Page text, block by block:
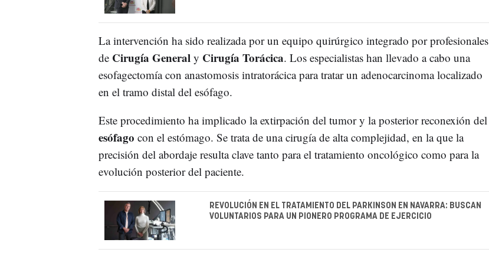
La intervención ha sido realizada por un equipo quirúrgico integrado por profesionales
de Cirugía General y Cirugía Torácica. Los especialistas han llevado a cabo una
esofagectomía con anastomosis intratorácica para tratar un adenocarcinoma localizado
en el tramo distal del esófago.
Este procedimiento ha implicado la extirpación del tumor y la posterior reconexión del
esófago con el estómago. Se trata de una cirugía de alta complejidad, en la que la
precisión del abordaje resulta clave tanto para el tratamiento oncológico como para la
evolución posterior del paciente.
REVOLUCIÓN EN EL TRATAMIENTO DEL PARKINSON EN NAVARRA: BUSCAN
VOLUNTARIOS PARA UN PIONERO PROGRAMA DE EJERCICIO